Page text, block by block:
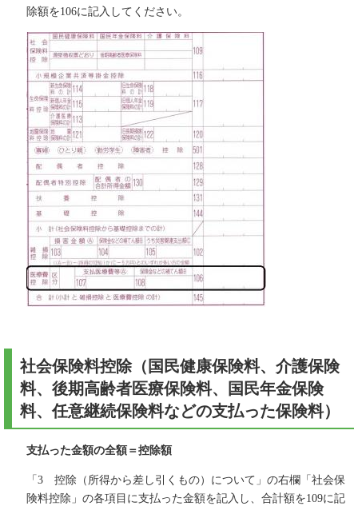
除額を106に記入してください。
社会保険料控除（国民健康保険料、介護保険
料、後期高齢者医療保険料、国民年金保険
料、任意継続保険料などの支払った保険料）
支払った金額の全額＝控除額
「3 控除（所得から差し引くもの）について」の右欄「社会保
険料控除」の各項目に支払った金額を記入し、合計額を109に記